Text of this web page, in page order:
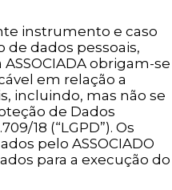
instrumento e caso
dados pessoais,
obrigam-se
em relação a
incluindo, mas não se
de Dados
18 (“LGPD”). Os
pelo ASSOCIADO
para a execução do